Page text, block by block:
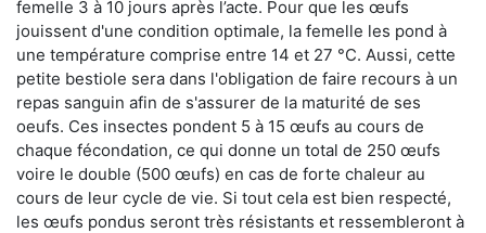
femelle 3 à 10 jours après l’acte. Pour que les œufs
jouissent d'une condition optimale, la femelle les pond à
une température comprise entre 14 et 27 °C. Aussi, cette
petite bestiole sera dans l'obligation de faire recours à un
repas sanguin afin de s'assurer de la maturité de ses
oeufs. Ces insectes pondent 5 à 15 œufs au cours de
chaque fécondation, ce qui donne un total de 250 œufs
voire le double (500 œufs) en cas de forte chaleur au
cours de leur cycle de vie. Si tout cela est bien respecté,
les œufs pondus seront très résistants et ressembleront à